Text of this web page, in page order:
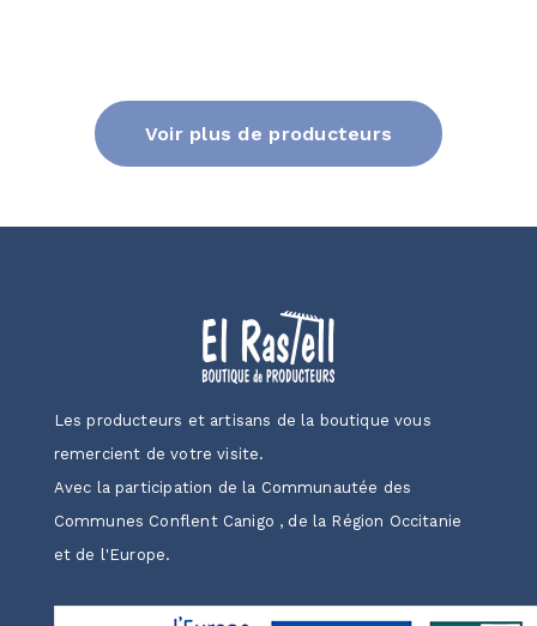
Voir plus de producteurs
Les producteurs et artisans de la boutique vous
remercient de votre visite.
Avec la participation de la Communautée des
Communes Conflent Canigo , de la Région Occitanie
et de l'Europe.